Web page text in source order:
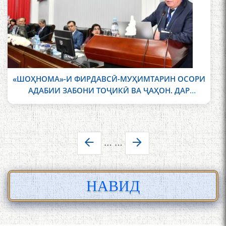
«ШОҲНОМА»-И ФИРДАВСӢ-МУҲИМТАРИН ОСОРИ
АДАБИИ ЗАБОНИ ТОҶИКӢ ВА ҶАҲОН. ДАР
ДУШАНБЕ КОНФЕРЕНСИЯИ БАЙНАЛМИЛАЛӢ
ДОИР ШУД
Pages … …
НАВИД